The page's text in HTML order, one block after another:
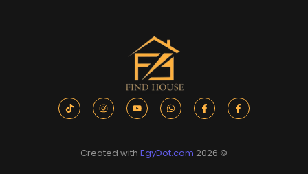
© 2026 Created with
EgyDot.com